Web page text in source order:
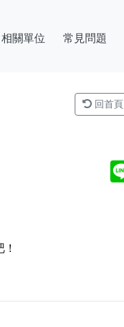
相關單位 常見問題
回首頁